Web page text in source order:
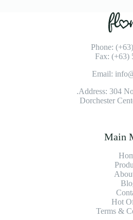
Phone:
Fax: (+63)
Email:
Address: 304
Dorchester
Main
Hot
Terms &